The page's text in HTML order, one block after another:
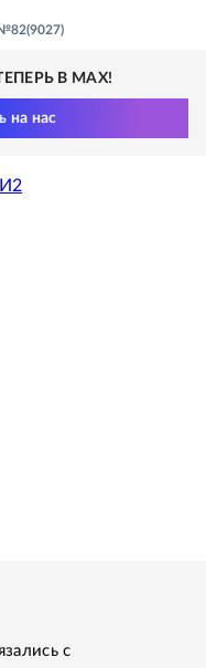
№82(9027)
В MAX!
на нас
с